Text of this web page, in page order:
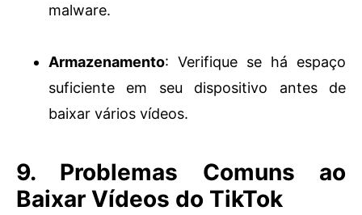
malware.
Armazenamento: Verifique se há espaço
suficiente em seu dispositivo antes de
baixar vários vídeos.
9. Problemas Comuns ao
Baixar Vídeos do TikTok